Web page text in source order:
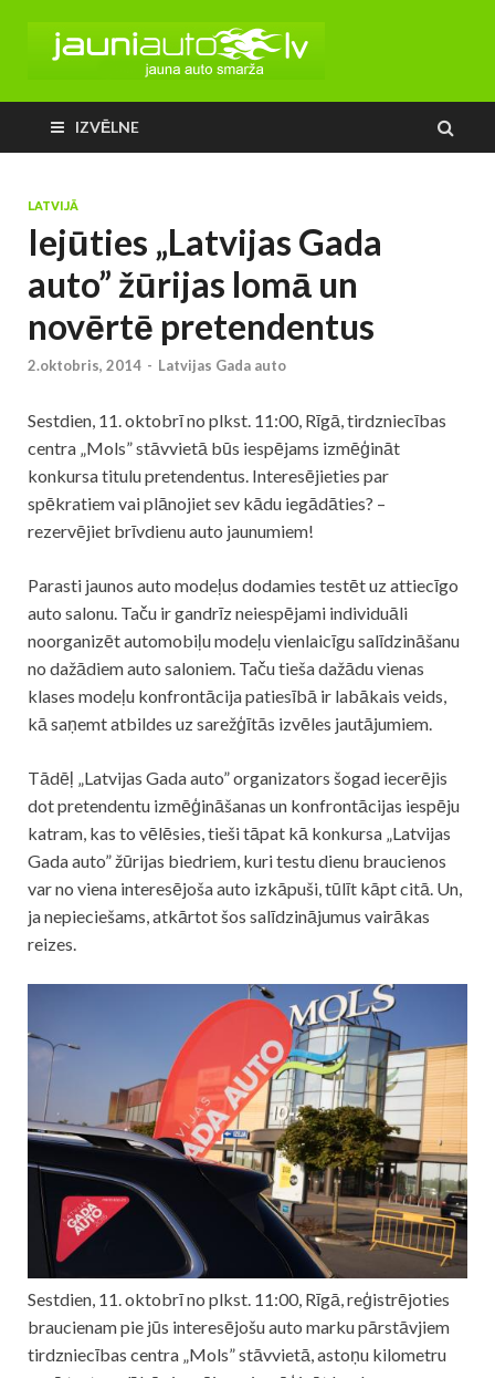
IZVĒLNE
LATVIJĀ
Iejūties „Latvijas Gada
auto” žūrijas lomā un
novērtē pretendentus
2.oktobris, 2014 - Latvijas Gada auto
Sestdien, 11. oktobrī no plkst. 11:00, Rīgā, tirdzniecības
centra „Mols” stāvvietā būs iespējams izmēģināt
konkursa titulu pretendentus. Interesējieties par
spēkratiem vai plānojiet sev kādu iegādāties? –
rezervējiet brīvdienu auto jaunumiem!
Parasti jaunos auto modeļus dodamies testēt uz attiecīgo
auto salonu. Taču ir gandrīz neiespējami individuāli
noorganizēt automobiļu modeļu vienlaicīgu salīdzināšanu
no dažādiem auto saloniem. Taču tieša dažādu vienas
klases modeļu konfrontācija patiesībā ir labākais veids,
kā saņemt atbildes uz sarežģītās izvēles jautājumiem.
Tādēļ „Latvijas Gada auto” organizators šogad iecerējis
dot pretendentu izmēģināšanas un konfrontācijas iespēju
katram, kas to vēlēsies, tieši tāpat kā konkursa „Latvijas
Gada auto” žūrijas biedriem, kuri testu dienu braucienos
var no viena interesējoša auto izkāpuši, tūlīt kāpt citā. Un,
ja nepieciešams, atkārtot šos salīdzinājumus vairākas
reizes.
Sestdien, 11. oktobrī no plkst. 11:00, Rīgā, reģistrējoties
braucienam pie jūs interesējošu auto marku pārstāvjiem
tirdzniecības centra „Mols” stāvvietā, astoņu kilometru